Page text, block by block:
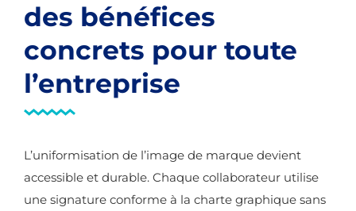
des bénéfices
concrets pour toute
l’entreprise
L’uniformisation de l’image de marque devient
accessible et durable. Chaque collaborateur utilise
une signature conforme à la charte graphique sans